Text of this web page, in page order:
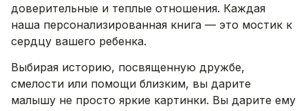
доверительные и теплые отношения. Каждая
наша персонализированная книга — это мостик к
сердцу вашего ребенка.
Выбирая историю, посвященную дружбе,
смелости или помощи близким, вы дарите
малышу не просто яркие картинки. Вы дарите ему